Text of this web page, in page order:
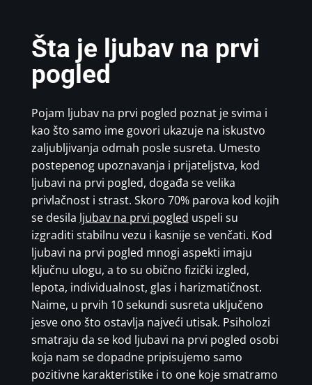
Šta je ljubav na prvi
pogled
Pojam ljubav na prvi pogled poznat je svima i
kao što samo ime govori ukazuje na iskustvo
zaljubljivanja odmah posle susreta. Umesto
postepenog upoznavanja i prijateljstva, kod
ljubavi na prvi pogled, događa se velika
privlačnost i strast. Skoro 70% parova kod kojih
se desila ljubav na prvi pogled uspeli su
izgraditi stabilnu vezu i kasnije se venčati. Kod
ljubavi na prvi pogled mnogi aspekti imaju
ključnu ulogu, a to su obično fizički izgled,
lepota, individualnost, glas i harizmatičnost.
Naime, u prvih 10 sekundi susreta uključeno
jesve ono što ostavlja najveći utisak. Psiholozi
smatraju da se kod ljubavi na prvi pogled osobi
koja nam se dopadne pripisujemo samo
pozitivne karakteristike i to one koje smatramo